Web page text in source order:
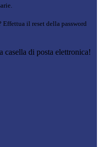
Effettua il reset della password
casella di posta elettronica!